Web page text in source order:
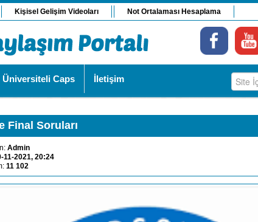
Kişisel Gelişim Videoları Not Ortalaması Hesaplama
Üniversiteli Caps İletişim
Final Soruları
Admin
11-2021, 20:24
11 102